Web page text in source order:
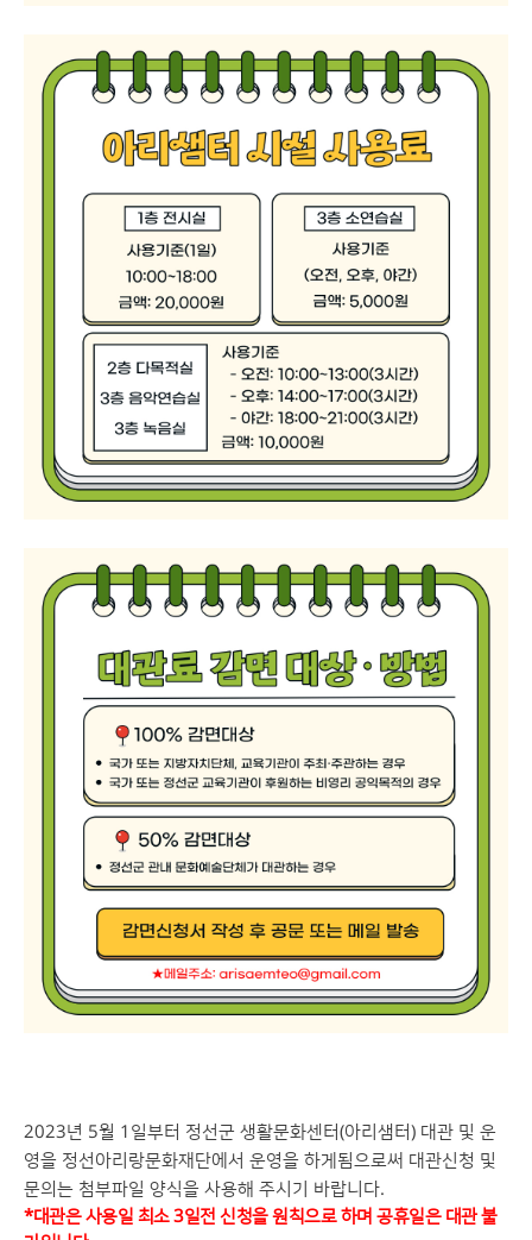
2023년 5월 1일부터 정선군 생활문화센터(아리샘터) 대관 및 운
영을 정선아리랑문화재단에서 운영을 하게됨으로써 대관신청 및
문의는 첨부파일 양식을 사용해 주시기 바랍니다.
*대관은 사용일 최소 3일전 신청을 원칙으로 하며 공휴일은 대관 불